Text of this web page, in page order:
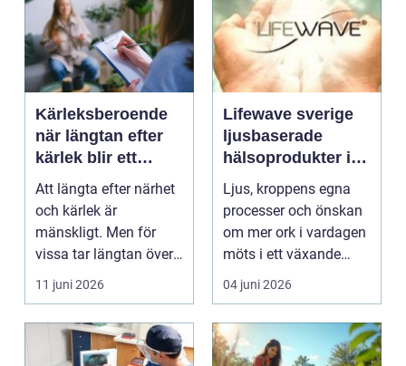
Kärleksberoende
när längtan efter
kärlek blir ett
beroende
Att längta efter närhet
och kärlek är
mänskligt. Men för
vissa tar längtan över
helt. Relationer, fö...
11 juni 2026
Lifewave sverige
ljusbaserade
hälsoprodukter i
fokus
Ljus, kroppens egna
processer och önskan
om mer ork i vardagen
möts i ett växande
intresse för fotot...
04 juni 2026